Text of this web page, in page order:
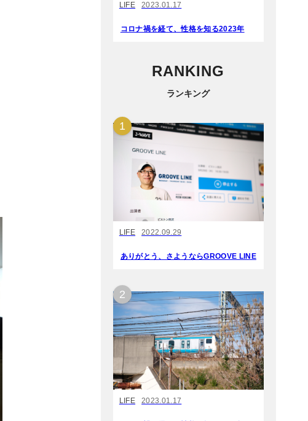
LIFE 2023.01.17
コロナ禍を経て、性格を知る2023年
RANKING
ランキング
LIFE 2022.09.29
ありがとう、さようならGROOVE LINE
LIFE 2023.01.17